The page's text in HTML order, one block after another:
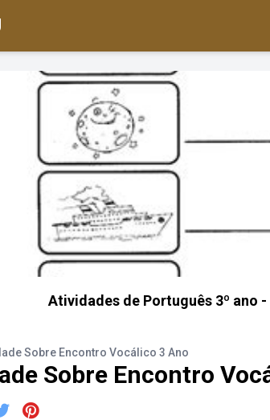
Atividades de Português 3º ano
Sobre Encontro Vocálico 3 Ano
Sobre Encontro